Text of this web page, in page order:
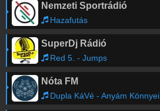
Nemzeti Sportrádió
Hazafutás
SuperDj Rádió
Red 5. - Jumps
Nóta FM
Dupla KáVé - Anyám Könnyei